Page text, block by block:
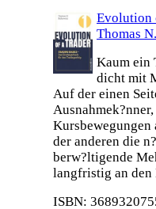
Evolution
Thomas
Kaum ein
dicht mit
Auf der einen
der anderen die
berw?ltigende
langfristig an den
ISBN: